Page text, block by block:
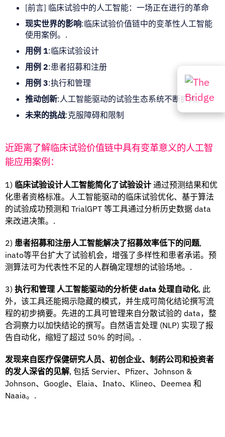
[前言] 临床试验中的人工智能：一场正在进行的革命
现实世界的影响:临床试验价值链中的变革性人工智能
使用案例。.
用例 1:临床试验设计
用例 2:患者招募和注册
用例 3:执行和管理
推动创新:人工智能驱动的试验生态系统不断扩大。.
未来的挑战:克服障碍和限制
近距离了解临床试验价值链中具有变革意义的人工智
能应用案例：
1) 临床试验设计人工智能简化了试验设计 通过预测结果和优
化患者资格标准。人工智能驱动的临床试验优化、基于算法
的试验成功预测和 TrialGPT 等工具通过分析历史数据 data
来改进决策。.
2)患者招募和注册人工智能解决了招募效率低下的问题,
inato等平台扩大了试验机会，增强了多样性和患者承诺。预
测算法可为代表性不足的人群确定理想的试验场地。.
3)执行和管理 人工智能驱动的分析使 data 处理自动化, 此
外，该工具还能揭示隐藏的模式，并生成可简化结论撰写流
程的初步摘要。先进的工具可管理来自分散试验的 data，整
合洞察力以加快结论的撰写。自然语言处理 (NLP) 实现了报
告自动化，缩短了超过 50% 的时间。.
发现来自医疗保健研究人员、初创企业、制药公司和投资者
的发人深省的见解, 包括 Servier、Pfizer、Johnson &
Johnson、Google、Elaia、Inato、Klineo、Deemea 和
Naaia。.